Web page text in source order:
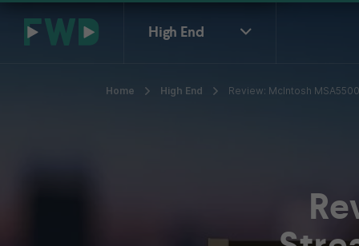
High End
Home High End Review: McIntosh